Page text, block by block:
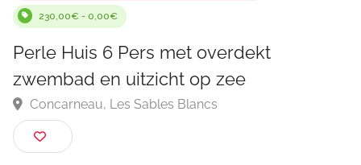
Brittany,Concarneau
Perle Huis 6 Pers met overdekt
zwembad en uitzicht op zee
Concarneau, Les Sables Blancs